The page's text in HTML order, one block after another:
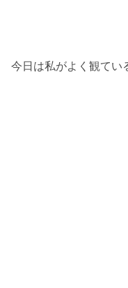
今日は私がよく観てい